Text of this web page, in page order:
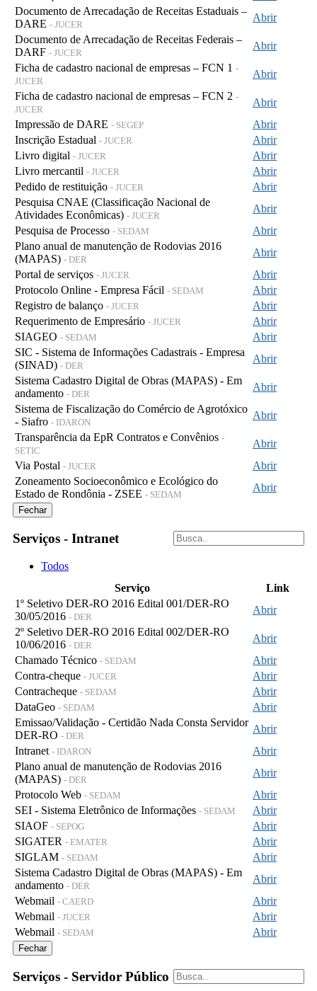
Documento de Arrecadação de Receitas Estaduais –
DARE - JUCER
Abrir
Documento de Arrecadação de Receitas Federais –
DARF - JUCER
Abrir
Ficha de cadastro nacional de empresas – FCN 1 -
JUCER
Abrir
Ficha de cadastro nacional de empresas – FCN 2 -
JUCER
Abrir
Impressão de DARE - SEGEP
Abrir
Inscrição Estadual - JUCER
Abrir
Livro digital - JUCER
Abrir
Livro mercantil - JUCER
Abrir
Pedido de restituição - JUCER
Abrir
Pesquisa CNAE (Classificação Nacional de
Atividades Econômicas) - JUCER
Abrir
Pesquisa de Processo - SEDAM
Abrir
Plano anual de manutenção de Rodovias 2016
(MAPAS) - DER
Abrir
Portal de serviços - JUCER
Abrir
Protocolo Online - Empresa Fácil - SEDAM
Abrir
Registro de balanço - JUCER
Abrir
Requerimento de Empresário - JUCER
Abrir
SIAGEO - SEDAM
Abrir
SIC - Sistema de Informações Cadastrais - Empresa
(SINAD) - DER
Abrir
Sistema Cadastro Digital de Obras (MAPAS) - Em
andamento - DER
Abrir
Sistema de Fiscalização do Comércio de Agrotóxico
- Siafro - IDARON
Abrir
Transparência da EpR Contratos e Convênios -
SETIC
Abrir
Via Postal - JUCER
Abrir
Zoneamento Socioeconômico e Ecológico do
Estado de Rondônia - ZSEE - SEDAM
Abrir
Fechar
Serviços - Intranet
Todos
Serviço
Link
1º Seletivo DER-RO 2016 Edital 001/DER-RO
30/05/2016 - DER
Abrir
2º Seletivo DER-RO 2016 Edital 002/DER-RO
10/06/2016 - DER
Abrir
Chamado Técnico - SEDAM
Abrir
Contra-cheque - JUCER
Abrir
Contracheque - SEDAM
Abrir
DataGeo - SEDAM
Abrir
Emissao/Validação - Certidão Nada Consta Servidor
DER-RO - DER
Abrir
Intranet - IDARON
Abrir
Plano anual de manutenção de Rodovias 2016
(MAPAS) - DER
Abrir
Protocolo Web - SEDAM
Abrir
SEI - Sistema Eletrônico de Informações - SEDAM
Abrir
SIAOF - SEPOG
Abrir
SIGATER - EMATER
Abrir
SIGLAM - SEDAM
Abrir
Sistema Cadastro Digital de Obras (MAPAS) - Em
andamento - DER
Abrir
Webmail - CAERD
Abrir
Webmail - JUCER
Abrir
Webmail - SEDAM Abrir
Fechar
Serviços - Servidor Público